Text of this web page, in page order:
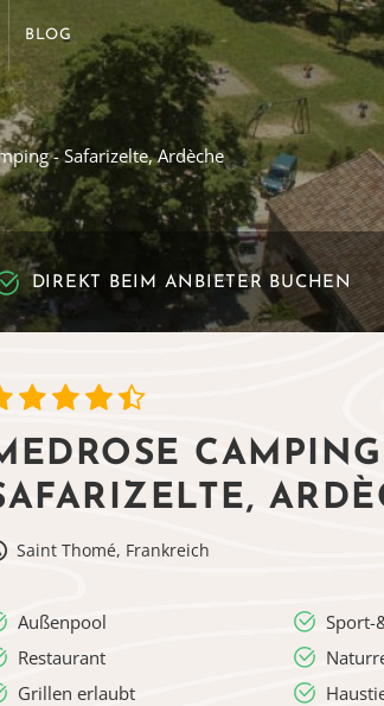
BLOG
- Safarizelte, Ardèche
DIREKT BEIM ANBIETER BUCHEN
Saint Thomé, Frankreich
Außenpool
Sport-
Restaurant
Grillen erlaubt